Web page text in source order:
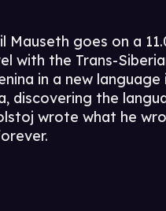
Mauseth goes on a
with the Trans-
in a new language
discovering the
wrote what he